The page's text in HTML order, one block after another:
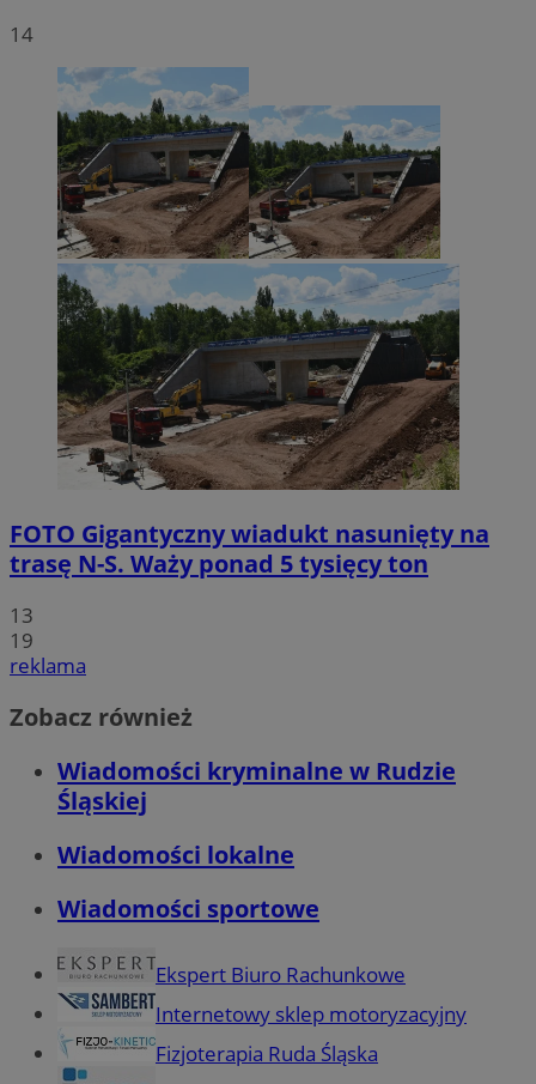
14
FOTO Gigantyczny wiadukt nasunięty na
trasę N-S. Waży ponad 5 tysięcy ton
13
19
reklama
Zobacz również
Wiadomości kryminalne w Rudzie
Śląskiej
Wiadomości lokalne
Wiadomości sportowe
Ekspert Biuro Rachunkowe
Internetowy sklep motoryzacyjny
Fizjoterapia Ruda Śląska